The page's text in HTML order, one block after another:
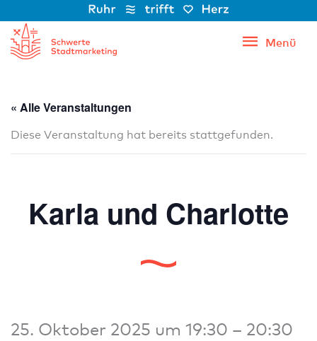
Inhalt
springen
Menü
Menü
« Alle Veranstaltungen
Diese Veranstaltung hat bereits stattgefunden.
Karla und Charlotte
25. Oktober 2025 um 19:30 – 20:30